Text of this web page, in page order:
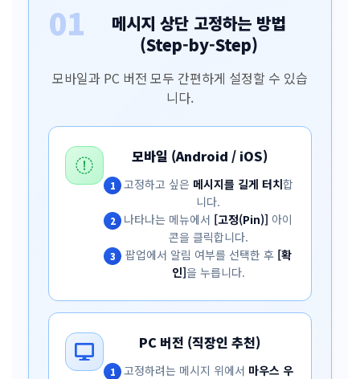
01
메시지 상단 고정하는 방법
(Step-by-Step)
모바일과 PC 버전 모두 간편하게 설정할 수 있습
니다.
모바일 (Android / iOS)
1 고정하고 싶은 메시지를 길게 터치합
니다.
2 나타나는 메뉴에서 [고정(Pin)] 아이
콘을 클릭합니다.
3 팝업에서 알림 여부를 선택한 후 [확
인]을 누릅니다.
PC 버전 (직장인 추천)
1 고정하려는 메시지 위에서 마우스 우